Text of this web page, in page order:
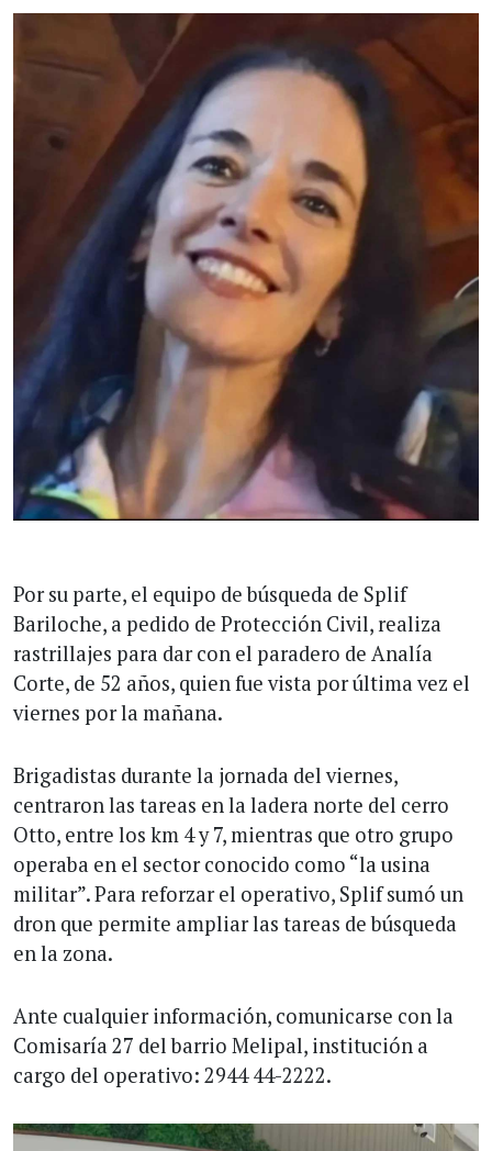
Por su parte, el equipo de búsqueda de Splif
Bariloche, a pedido de Protección Civil, realiza
rastrillajes para dar con el paradero de Analía
Corte, de 52 años, quien fue vista por última vez el
viernes por la mañana.
Brigadistas durante la jornada del viernes,
centraron las tareas en la ladera norte del cerro
Otto, entre los km 4 y 7, mientras que otro grupo
operaba en el sector conocido como “la usina
militar”. Para reforzar el operativo, Splif sumó un
dron que permite ampliar las tareas de búsqueda
en la zona.
Ante cualquier información, comunicarse con la
Comisaría 27 del barrio Melipal, institución a
cargo del operativo: 2944 44-2222.